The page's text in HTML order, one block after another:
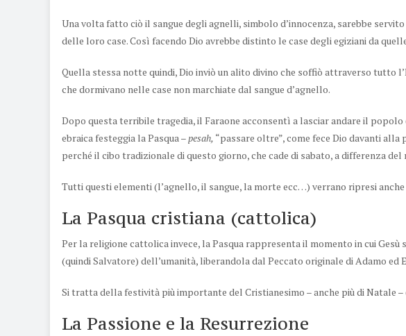
Una volta fatto ciò il sangue degli agnelli, simbolo d’innocenza, sarebbe
delle loro case. Così facendo Dio avrebbe distinto le case degli egiziani da
Quella stessa notte quindi, Dio inviò un alito divino che soffiò attraverso tutto
che dormivano nelle case non marchiate dal sangue d’agnello.
Dopo questa terribile tragedia, il Faraone acconsentì a lasciar andare il popolo
ebraica festeggia la Pasqua –pesah, “passare oltre”, come fece Dio davanti alla
perché il cibo tradizionale di questo giorno, che cade di sabato, a differenza
Tutti questi elementi (l’agnello, il sangue, la morte ecc…) verrano ripresi
La Pasqua cristiana (cattolica)
Per la religione cattolica invece, la Pasqua rappresenta il momento in cui Gesù
(quindi Salvatore) dell’umanità, liberandola dal Peccato originale di Adamo ed
Si tratta della festività più importante del Cristianesimo – anche più di Natale –
La Passione e la Resurrezione